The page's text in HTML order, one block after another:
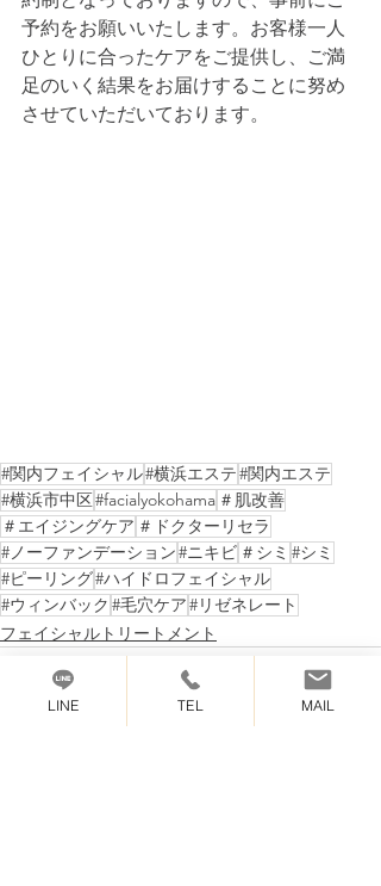
予約をお願いいたします。お客様一人
ひとりに合ったケアをご提供し、ご満
足のいく結果をお届けすることに努め
させていただいております。
#関内フェイシャル#横浜エステ#関内エステ
#横浜市中区#facialyokohama ＃肌改善
＃エイジングケア ＃ドクターリセラ
#ノーファンデーション#ニキビ ＃シミ #シミ
#ピーリング#ハイドロフェイシャル
#ウィンバック #毛穴ケア#リゼネレート
フェイシャルトリートメント
LINE TEL MAIL